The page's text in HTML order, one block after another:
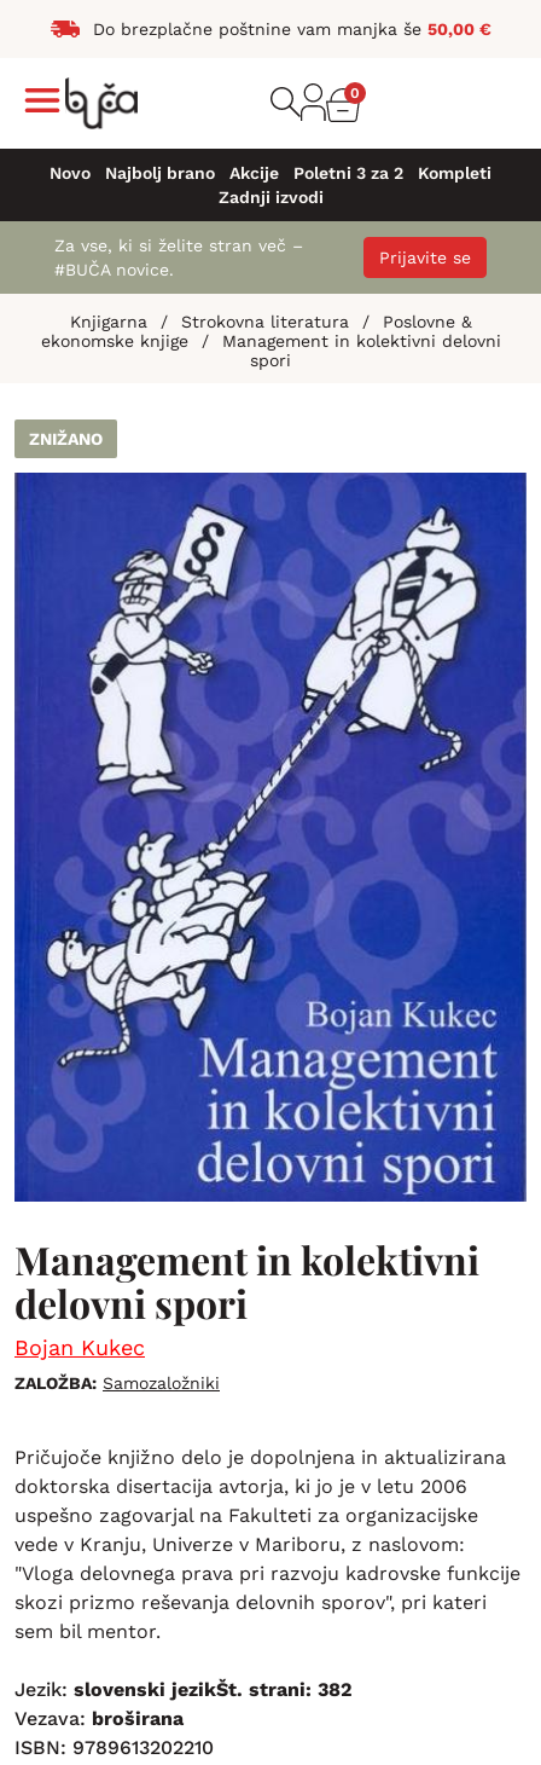
Do brezplačne poštnine vam manjka še 50,00 €
0
Novo Najbolj brano Akcije Poletni 3 za 2
Kompleti
Zadnji izvodi
Za vse, ki si želite stran več –
#BUČA novice.
Prijavite se
Knjigarna / Strokovna literatura /
Poslovne &
ekonomske knjige
/
Management in kolektivni delovni
spori
ZNIŽANO
Management in kolektivni
delovni spori
Bojan Kukec
ZALOŽBA: Samozaložniki
Pričujoče knjižno delo je dopolnjena in aktualizirana
doktorska disertacija avtorja, ki jo je v letu 2006
uspešno zagovarjal na Fakulteti za organizacijske
vede v Kranju, Univerze v Mariboru, z naslovom:
"Vloga delovnega prava pri razvoju kadrovske funkcije
skozi prizmo reševanja delovnih sporov", pri kateri
sem bil mentor.
Jezik: slovenski jezikŠt. strani: 382
Vezava: broširana
ISBN: 9789613202210